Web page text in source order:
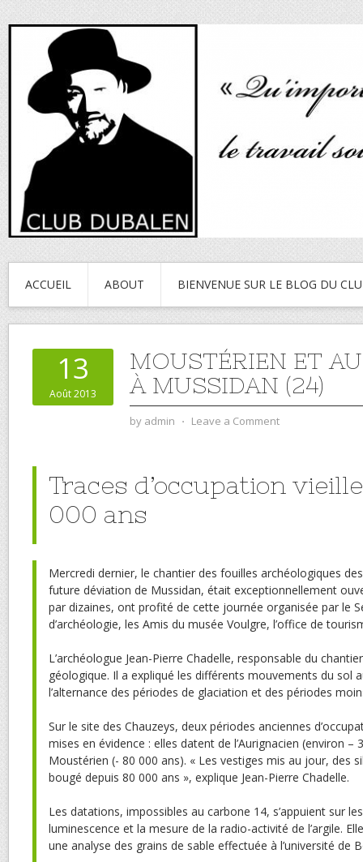
ACCUEIL ABOUT BIENVENUE SUR LE BLOG DU
13
Août 2013
MOUSTÉRIEN ET
À MUSSIDAN (24)
by admin ⋅ Leave a Comment
Traces d’occupation
000 ans
Mercredi dernier, le chantier des fouilles archéologiques
future déviation de Mussidan, était exceptionnellement
par dizaines, ont profité de cette journée organisée par le
d’archéologie, les Amis du musée Voulgre, l’office de
L’archéologue Jean-Pierre Chadelle, responsable du
géologique. Il a expliqué les différents mouvements du sol
l’alternance des périodes de glaciation et des périodes
Sur le site des Chauzeys, deux périodes anciennes
mises en évidence : elles datent de l’Aurignacien (environ –
Moustérien (- 80 000 ans). « Les vestiges mis au jour, des
bougé depuis 80 000 ans », explique Jean-Pierre Chadelle.
Les datations, impossibles au carbone 14, s’appuient sur
luminescence et la mesure de la radio-activité de l’argile.
une analyse des grains de sable effectuée à l’université de